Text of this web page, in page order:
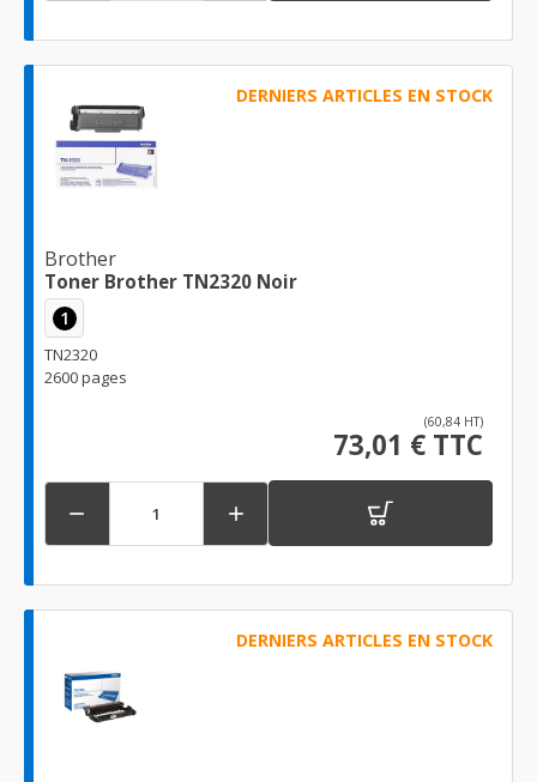
DERNIERS ARTICLES EN STOCK
Brother
Toner Brother TN2320 Noir
1
TN2320
2600 pages
(60,84 HT)
73,01 € TTC
 
DERNIERS ARTICLES EN STOCK